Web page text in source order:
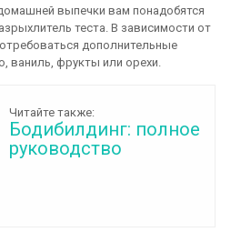
выпечки вам понадобятся
теста. В зависимости от
дополнительные
ваниль, фрукты или орехи.
Читайте также:
Бодибилдинг: полное
руководство